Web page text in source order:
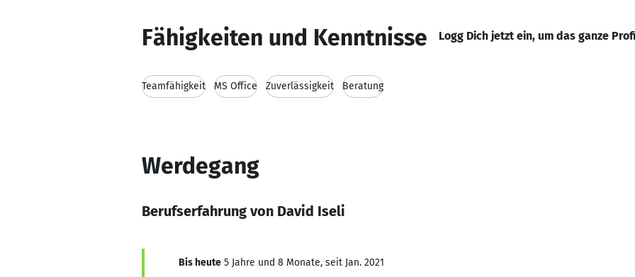
Fähigkeiten und Kenntnisse Logg Dich jetzt ein, um das ganze
Teamfähigkeit MS Office Zuverlässigkeit Beratung
Werdegang
Berufserfahrung von David Iseli
Bis heute 5 Jahre und 8 Monate, seit Jan. 2021